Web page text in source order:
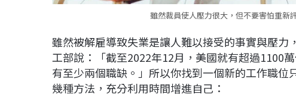
雖然裁員使人壓力很大，但不要害怕重新
雖然被解雇導致失業是讓人難以接受的事實與壓
工部說：「截至2022年12月，美國就有超過1100
有至少兩個職缺。」所以你找到一個新的工作職
幾種方法，充分利用時間增進自己：